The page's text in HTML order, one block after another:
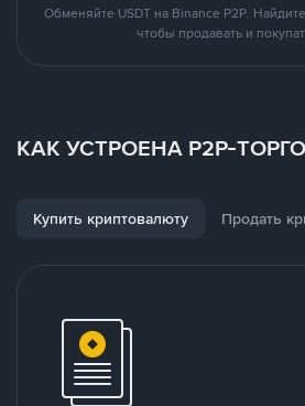
Обменяйте USDT на Binance P2P.
чтобы продавать и
КАК УСТРОЕНА P2P-
Купить криптовалюту Продать